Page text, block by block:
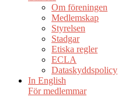
Om föreningen
Medlemskap
Styrelsen
Stadgar
Etiska regler
ECLA
Dataskyddspolicy
In English
För medlemmar